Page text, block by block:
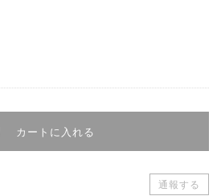
カートに入れる
通報する